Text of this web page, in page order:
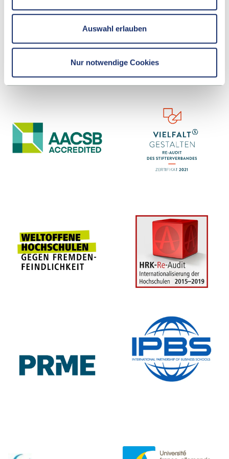
Auswahl erlauben
Nur notwendige Cookies
Declaration on accessibility Sitemap
Easy Language
Contact & Directions